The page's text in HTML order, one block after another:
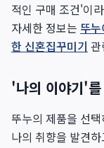
적인 구매 조건'이
자세한 정보는 뚜
한 신혼집꾸미기
'나의 이야기'
뚜누의 제품을 선
나의 취향을 발견